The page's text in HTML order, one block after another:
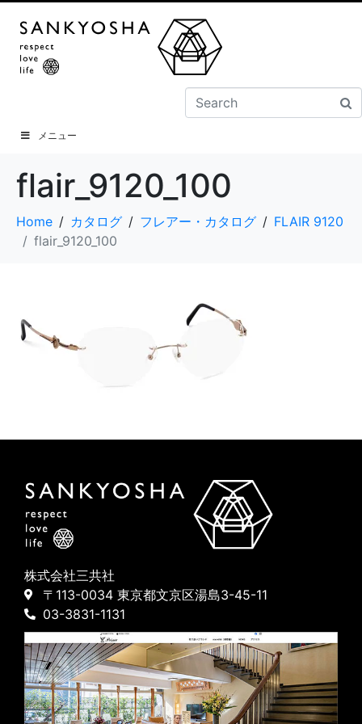
メニュー
flair_9120_100
Home カタログ フレアー・カタログ
FLAIR 9120
flair_9120_100
株式会社三共社
〒113-0034 東京都文京区湯島3-45-11
03-3831-1131